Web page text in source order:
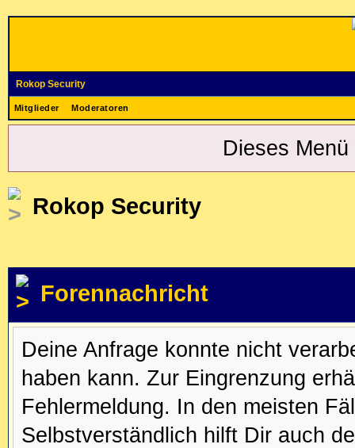
Rokop Security
Mitglieder Moderatoren
Dieses
Rokop Security
Forennachricht
Deine Anfrage konnte nicht
haben kann. Zur Eingrenzung
Fehlermeldung. In den meisten
Selbstverständlich hilft Dir auch